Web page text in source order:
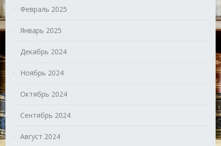
Февраль 2025
Январь 2025
Декабрь 2024
Ноябрь 2024
Октябрь 2024
Сентябрь 2024
Август 2024